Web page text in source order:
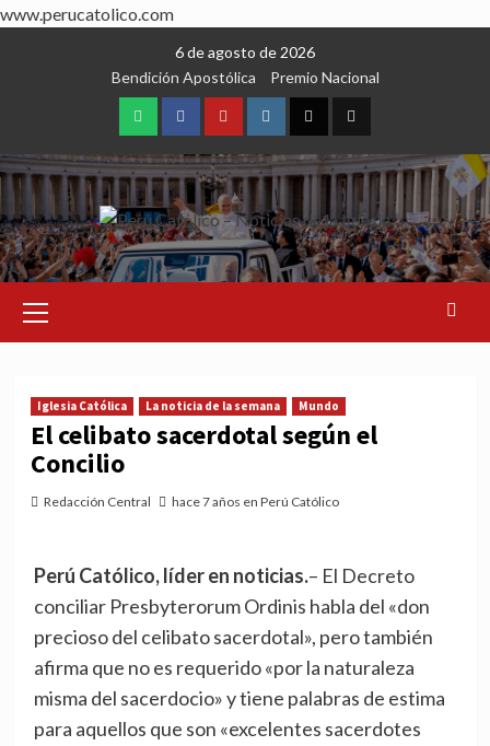
www.perucatolico.com
6 de agosto de 2026
Bendición Apostólica
Premio Nacional
WhatsAppFacebookYoutubeInstagram
X TikTok
Menu
Iglesia Católica La noticia de la semana Mundo
El celibato sacerdotal según el
Concilio
Redacción Central hace 7 años en Perú Católico
Perú Católico, líder en noticias.– El Decreto
conciliar Presbyterorum Ordinis habla del «don
precioso del celibato sacerdotal», pero también
afirma que no es requerido «por la naturaleza
misma del sacerdocio» y tiene palabras de estima
para aquellos que son «excelentes sacerdotes